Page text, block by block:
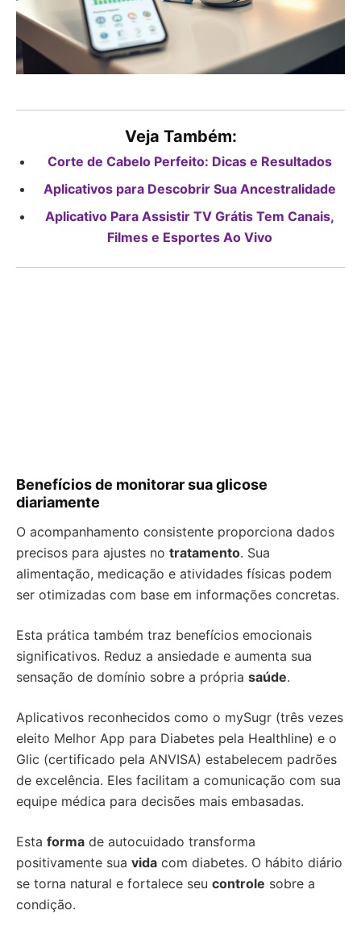
Veja Também:
Corte de Cabelo Perfeito: Dicas e Resultados
Aplicativos para Descobrir Sua Ancestralidade
Aplicativo Para Assistir TV Grátis Tem Canais,
Filmes e Esportes Ao Vivo
Benefícios de monitorar sua glicose
diariamente
O acompanhamento consistente proporciona dados
precisos para ajustes no tratamento. Sua
alimentação, medicação e atividades físicas podem
ser otimizadas com base em informações concretas.
Esta prática também traz benefícios emocionais
significativos. Reduz a ansiedade e aumenta sua
sensação de domínio sobre a própria saúde.
Aplicativos reconhecidos como o mySugr (três vezes
eleito Melhor App para Diabetes pela Healthline) e o
Glic (certificado pela ANVISA) estabelecem padrões
de excelência. Eles facilitam a comunicação com sua
equipe médica para decisões mais embasadas.
Esta forma de autocuidado transforma
positivamente sua vida com diabetes. O hábito diário
se torna natural e fortalece seu controle sobre a
condição.